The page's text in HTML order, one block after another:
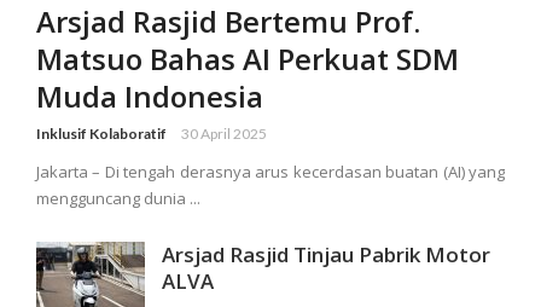
Arsjad Rasjid Bertemu Prof.
Matsuo Bahas AI Perkuat SDM
Muda Indonesia
Inklusif Kolaboratif 30 April 2025
Jakarta – Di tengah derasnya arus kecerdasan buatan (AI) yang
mengguncang dunia ...
Arsjad Rasjid Tinjau Pabrik Motor
ALVA